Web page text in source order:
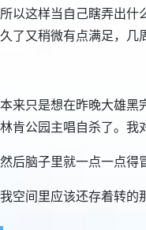
所以这样当自己瞎弄出什
久了又稍微有点满足，几
本来只是想在昨晚大雄黑
林肯公园主唱自杀了。我
然后脑子里就一点一点得
我空间里应该还存着转的